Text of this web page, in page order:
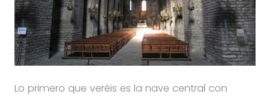
Lo primero que veréis es la nave central con